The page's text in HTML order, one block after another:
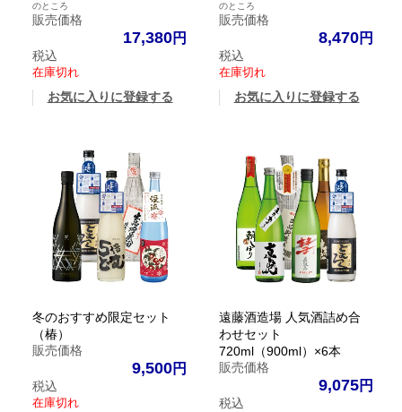
のところ
販売価格
17,380
税込
在庫切れ
お気に入りに登録する
のところ
販売価格
8,470
税込
在庫切れ
お気に入りに登録する
冬のおすすめ限定セット
（椿）
販売価格
9,500
税込
在庫切れ
遠藤酒造場 人気酒詰め合
わせセット
720ml（900ml）×6本
販売価格
9,075
税込